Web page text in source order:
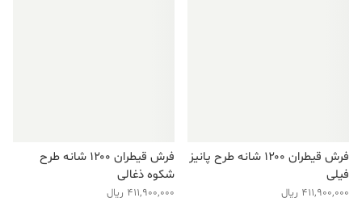
فرش قیطران ۱۲۰۰ شانه طرح پانیز
فیلی
411,900,000 ریال
فرش قیطران ۱۲۰۰ شانه طرح
شکوه ذغالی
411,900,000 ریال